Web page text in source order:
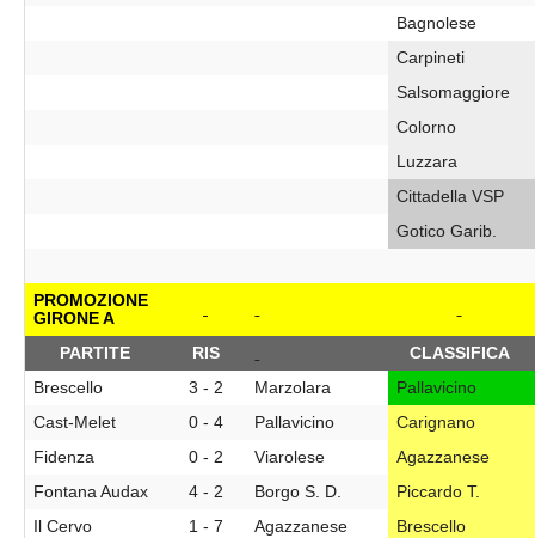
Bagnolese
Carpineti
Salsomaggiore
Colorno
Luzzara
Cittadella VSP
Gotico Garib.
PROMOZIONE
GIRONE A
PARTITE
RIS
CLASSIFICA
Brescello
3 - 2 Marzolara
Pallavicino
Cast-Melet
0 - 4 Pallavicino
Carignano
Fidenza
0 - 2 Viarolese
Agazzanese
Fontana Audax
4 - 2 Borgo S. D.
Piccardo T.
Il Cervo
1 - 7 Agazzanese
Brescello